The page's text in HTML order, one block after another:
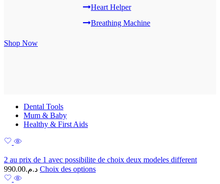
Heart Helper
Breathing Machine
Shop Now
Dental Tools
Mum & Baby
Healthy & First Aids
2 au prix de 1 avec possibilite de choix deux modeles different
د.م.990.00 Choix des options